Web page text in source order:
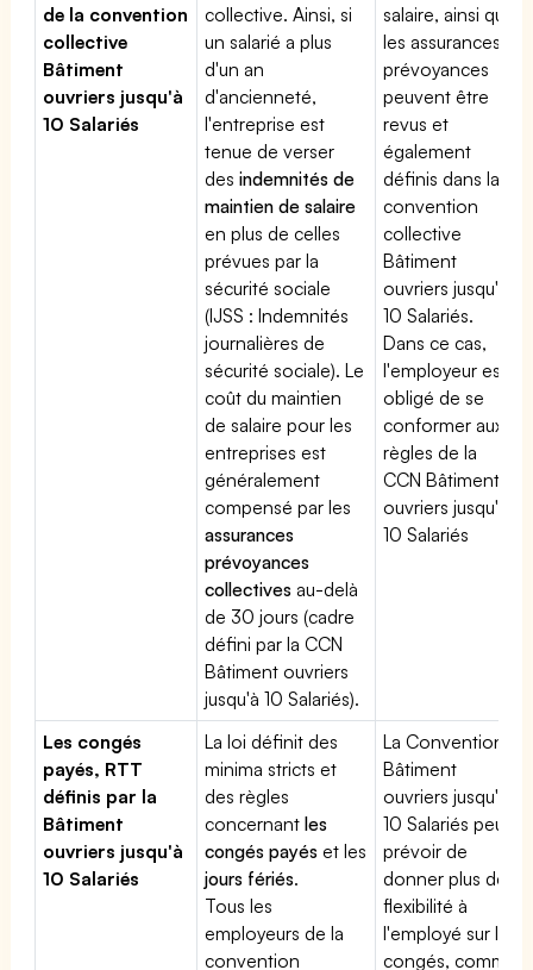
de la convention
collective
Bâtiment
ouvriers jusqu'à
10 Salariés
collective. Ainsi, si
un salarié a plus
d'un an
d'ancienneté,
l'entreprise est
tenue de verser
desindemnités de
maintien de salaire
en plus de celles
prévues par la
sécurité sociale
(IJSS : Indemnités
journalières de
sécurité sociale). Le
coût du maintien
de salaire pour les
entreprises est
généralement
compensé par les
assurances
prévoyances
collectives au-delà
de 30 jours (cadre
défini par la CCN
Bâtiment ouvriers
jusqu'à 10 Salariés).
salaire, ainsi que
les assurances
prévoyances
peuvent être
revus et
également
définis dans la
convention
collective
Bâtiment
ouvriers jusqu'à
10 Salariés.
Dans ce cas,
l'employeur est
obligé de se
conformer aux
règles de la
CCN Bâtiment
ouvriers jusqu'à
10 Salariés
Les congés
payés, RTT
définis par la
Bâtiment
ouvriers jusqu'à
10 Salariés
La loi définit des
minima stricts et
des règles
concernantles
congés payés et les
jours fériés.
Tous les
employeurs de la
convention
La Convention
Bâtiment
ouvriers jusqu'à
10 Salariés peut
prévoir de
donner plus de
flexibilité à
l'employé sur les
congés, comme